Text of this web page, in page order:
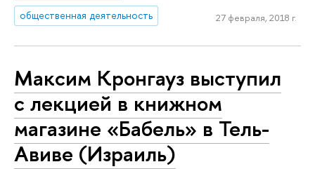
общественная деятельность
27 февраля, 2018 г.
Максим Кронгауз выступил
с лекцией в книжном
магазине «Бабель» в Тель-
Авиве (Израиль)